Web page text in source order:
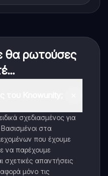
θα ρωτούσες
σχεδιασμένος για
στα
που έχουμε
να παρέχουμε
σχετικές απαντήσεις
μόνο τις